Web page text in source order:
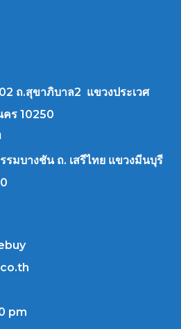
ถ.สุขาภิบาล2 แขวงประเวศ
คร 10250
มบางชัน ถ. เสรีไทย แขวงมีนบุรี
pm